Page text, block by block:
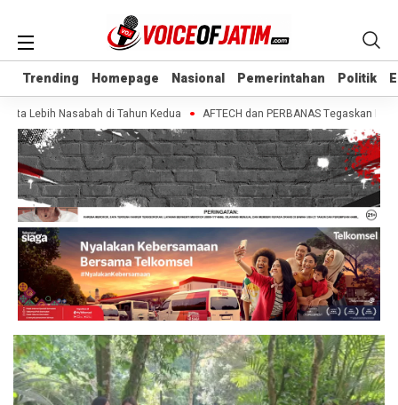
Trending Homepage Nasional Pemerintahan Politik
Trending Homepage Nasional Pemerintahan Politik
Lebih Nasabah di Tahun Kedua AFTECH dan PERBANAS Tegaskan